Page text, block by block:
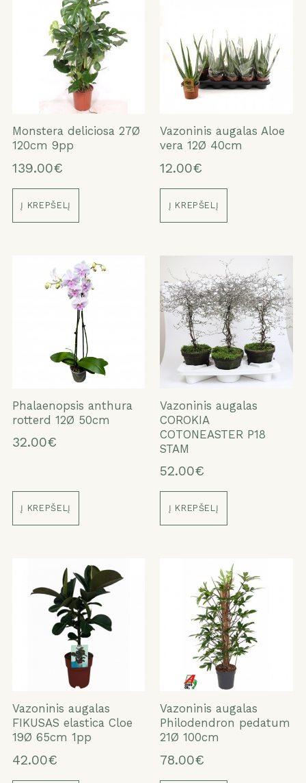
Monstera deliciosa 27Ø
120cm 9pp
139.00€
Į KREPŠELĮ
Vazoninis augalas Aloe
vera 12Ø 40cm
12.00€
Į KREPŠELĮ
Phalaenopsis anthura
rotterd 12Ø 50cm
32.00€
Į KREPŠELĮ
Vazoninis augalas
COROKIA
COTONEASTER P18
STAM
52.00€
Į KREPŠELĮ
Vazoninis augalas
FIKUSAS elastica Cloe
19Ø 65cm 1pp
42.00€
Vazoninis augalas
Philodendron pedatum
21Ø 100cm
78.00€